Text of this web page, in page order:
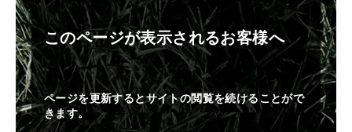
このページが表示されるお客様へ
ページを更新するとサイトの閲覧を続けることがで
きます。